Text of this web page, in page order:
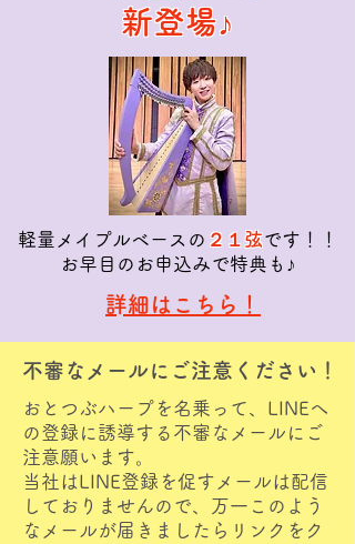
新登場♪
​軽量メイプルベースの ２１弦です！！
お早目のお申込みで特典も♪
​詳細はこちら！
不審なメールにご注意ください！
おとつぶハープを名乗って、LINEへ
の登録に誘導する不審なメールにご
注意願います。
当社はLINE登録を促すメールは配信
しておりませんので、万一このよう
なメールが届きましたらリンクをク